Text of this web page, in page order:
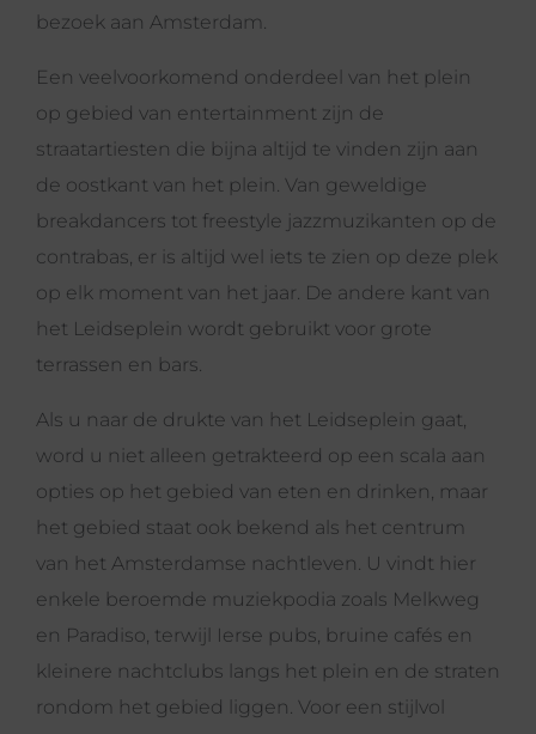
bezoek aan Amsterdam.
Een veelvoorkomend onderdeel van het plein
op gebied van entertainment zijn de
straatartiesten die bijna altijd te vinden zijn aan
de oostkant van het plein. Van geweldige
breakdancers tot freestyle jazzmuzikanten op de
contrabas, er is altijd wel iets te zien op deze plek
op elk moment van het jaar. De andere kant van
het Leidseplein wordt gebruikt voor grote
terrassen en bars.
Als u naar de drukte van het Leidseplein gaat,
word u niet alleen getrakteerd op een scala aan
opties op het gebied van eten en drinken, maar
het gebied staat ook bekend als het centrum
van het Amsterdamse nachtleven. U vindt hier
enkele beroemde muziekpodia zoals Melkweg
en Paradiso, terwijl Ierse pubs, bruine cafés en
kleinere nachtclubs langs het plein en de straten
rondom het gebied liggen. Voor een stijlvol